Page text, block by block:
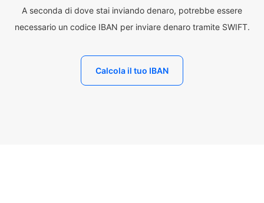
A seconda di dove stai inviando denaro, potrebbe essere
necessario un codice IBAN per inviare denaro tramite SWIFT.
Calcola il tuo IBAN